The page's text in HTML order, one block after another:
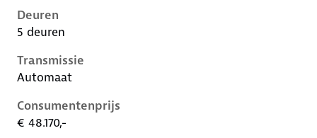
Deuren
5 deuren
Transmissie
Automaat
Consumentenprijs
€ 48.170,-